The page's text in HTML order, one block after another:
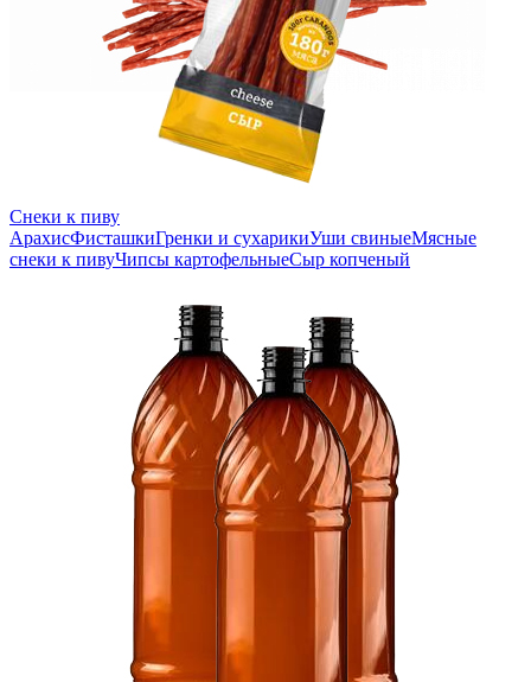
Снеки к пиву
АрахисФисташкиГренки и сухарикиУши свиныеМясные
снеки к пивуЧипсы картофельныеСыр копченый